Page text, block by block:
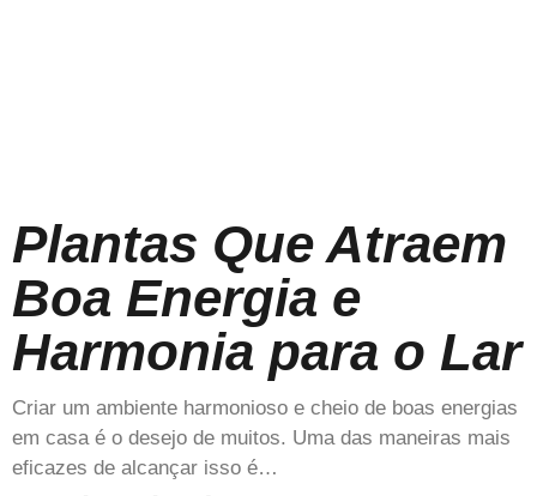
Plantas Que Atraem
Boa Energia e
Harmonia para o Lar
Criar um ambiente harmonioso e cheio de boas energias
em casa é o desejo de muitos. Uma das maneiras mais
eficazes de alcançar isso é…